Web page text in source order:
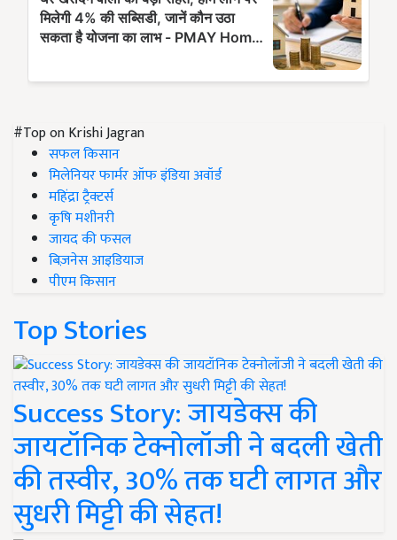
#Top on Krishi Jagran
सफल किसान
मिलेनियर फार्मर ऑफ इंडिया अवॉर्ड
महिंद्रा ट्रैक्टर्स
कृषि मशीनरी
जायद की फसल
बिज़नेस आइडियाज
पीएम किसान
Top Stories
Success Story: जायडेक्स की
जायटॉनिक टेक्नोलॉजी ने बदली खेती
की तस्वीर, 30% तक घटी लागत और
सुधरी मिट्टी की सेहत!